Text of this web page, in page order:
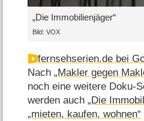
„Die Immobilienjäger“
Bild: VOX
fernsehserien.de bei
Nach„Makler gegen
noch eine weitere Doku-
werden auch„Die
„mieten, kaufen, wohnen“